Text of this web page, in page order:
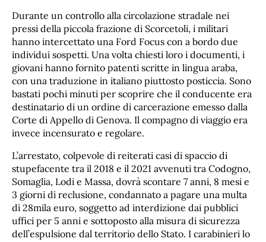
Durante un controllo alla circolazione stradale nei
pressi della piccola frazione di Scorcetoli, i militari
hanno intercettato una Ford Focus con a bordo due
individui sospetti. Una volta chiesti loro i documenti, i
giovani hanno fornito patenti scritte in lingua araba,
con una traduzione in italiano piuttosto posticcia. Sono
bastati pochi minuti per scoprire che il conducente era
destinatario di un ordine di carcerazione emesso dalla
Corte di Appello di Genova. Il compagno di viaggio era
invece incensurato e regolare.
L’arrestato, colpevole di reiterati casi di spaccio di
stupefacente tra il 2018 e il 2021 avvenuti tra Codogno,
Somaglia, Lodi e Massa, dovrà scontare 7 anni, 8 mesi e
3 giorni di reclusione, condannato a pagare una multa
di 28mila euro, soggetto ad interdizione dai pubblici
uffici per 5 anni e sottoposto alla misura di sicurezza
dell’espulsione dal territorio dello Stato. I carabinieri lo